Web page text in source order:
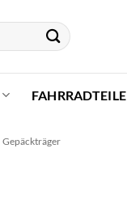
FAHRRADTEILE
Gepäckträger